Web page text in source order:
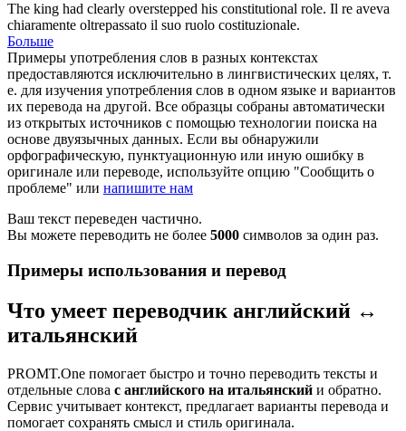
The king had clearly overstepped his constitutional role. Il re aveva
chiaramente oltrepassato il suo ruolo costituzionale.
Больше
Примеры употребления слов в разных контекстах
предоставляются исключительно в лингвистических целях, т.
е. для изучения употребления слов в одном языке и вариантов
их перевода на другой. Все образцы собраны автоматически
из открытых источников с помощью технологии поиска на
основе двуязычных данных. Если вы обнаружили
орфографическую, пунктуационную или иную ошибку в
оригинале или переводе, используйте опцию "Сообщить о
проблеме" или напишите нам
Ваш текст переведен частично.
Вы можете переводить не более 5000 символов за один раз.
Примеры использования и перевод
Что умеет переводчик английский ↔
итальянский
PROMT.One помогает быстро и точно переводить тексты и
отдельные слова с английского на итальянский и обратно.
Сервис учитывает контекст, предлагает варианты перевода и
помогает сохранять смысл и стиль оригинала.